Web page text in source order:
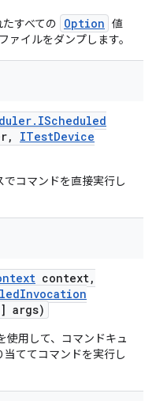
すべての Option 値
ァイルをダンプします。
. IScheduled
, ITestDevice
コマンドを直接実行し
context,
Invocation
args)
使用して、コマンドキュ
ててコマンドを実行し